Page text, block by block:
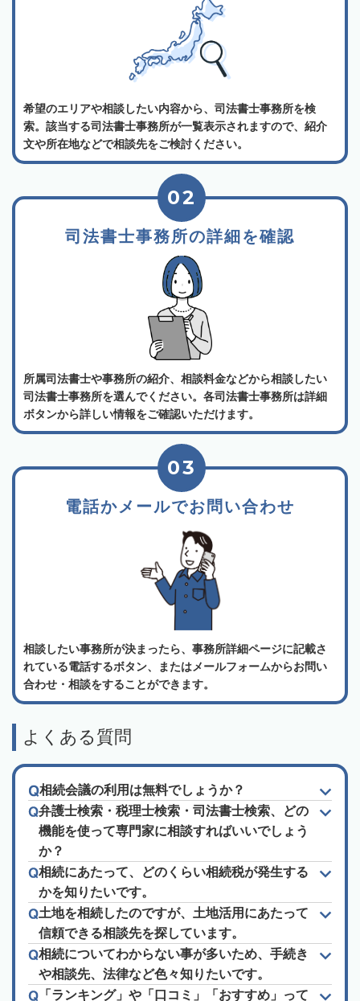
希望のエリアや相談したい内容から、司法書士事務所を検
索。該当する司法書士事務所が一覧表示されますので、紹介
文や所在地などで相談先をご検討ください。
司法書士事務所の詳細を確認
02
所属司法書士や事務所の紹介、相談料金などから相談したい
司法書士事務所を選んでください。各司法書士事務所は詳細
ボタンから詳しい情報をご確認いただけます。
電話かメールでお問い合わせ
03
相談したい事務所が決まったら、事務所詳細ページに記載さ
れている電話するボタン、またはメールフォームからお問い
合わせ・相談をすることができます。
よくある質問
相続会議の利用は無料でしょうか？
弁護士検索・税理士検索・司法書士検索、どの
機能を使って専門家に相談すればいいでしょう
か？
相続にあたって、どのくらい相続税が発生する
かを知りたいです。
土地を相続したのですが、土地活用にあたって
信頼できる相談先を探しています。
相続についてわからない事が多いため、手続き
や相談先、法律など色々知りたいです。
「ランキング」や「口コミ」「おすすめ」って